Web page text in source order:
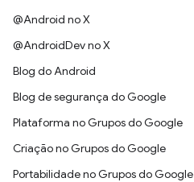
@Android no X
@AndroidDev no X
Blog do Android
Blog de segurança do Google
Plataforma no Grupos do Google
Criação no Grupos do Google
Portabilidade no Grupos do Google